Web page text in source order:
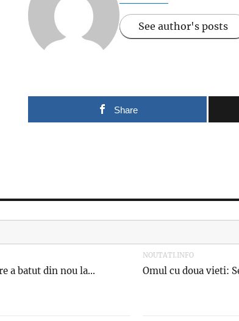
See author's posts
Share
a batut din nou la...
NOUTATI.INFO
Omul cu doua vieti: